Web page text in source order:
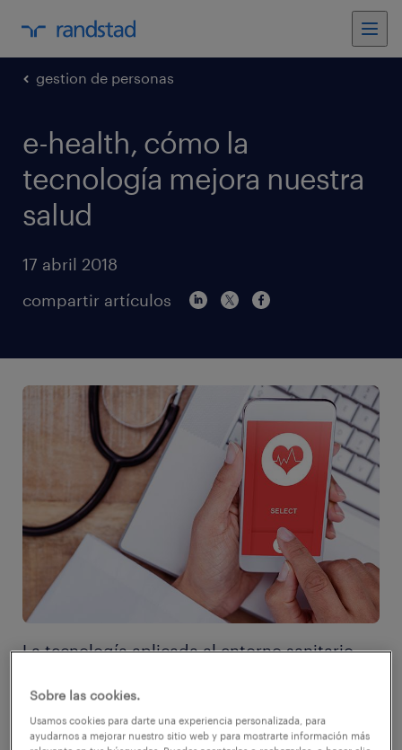
gestion de personas
e-health, cómo la
tecnología mejora nuestra
salud
17 abril 2018
compartir artículos
La tecnología aplicada al entorno sanitario
conjunto de herramientas técnicas que se
emplean en materia de prevención,
Sobre las cookies.
Usamos cookies para darte una experiencia personalizada, para
ayudarnos a mejorar nuestro sitio web y para mostrarte información más